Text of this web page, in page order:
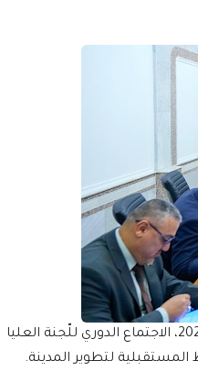
ترأس رئيس مجلس الوزراء، محمد شياع السوداني، اليوم الأربعاء 24 كانون الأول 2025، الاجتماع الدوري للّجنة العليا
لتطوير المدينة.